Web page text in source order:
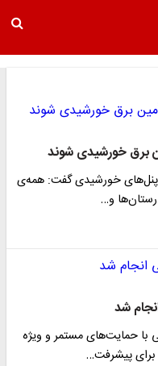
برق خورشیدی شوند
خورشیدی گفت: همه‌ی
و…
شد
با حمایت‌های مستمر و ویژه
برای پیشرفت…